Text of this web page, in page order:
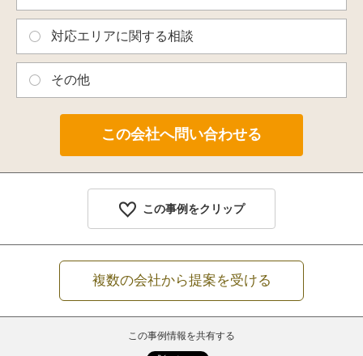
対応エリアに関する相談
その他
この事例をクリップ
複数の会社から提案を受ける
この事例情報を共有する